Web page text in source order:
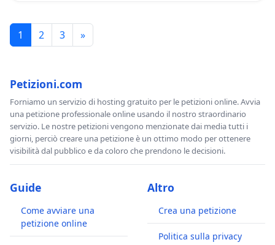
1 2 3 »
Petizioni.com
Forniamo un servizio di hosting gratuito per le petizioni online. Avvia
una petizione professionale online usando il nostro straordinario
servizio. Le nostre petizioni vengono menzionate dai media tutti i
giorni, perciò creare una petizione è un ottimo modo per ottenere
visibilità dal pubblico e da coloro che prendono le decisioni.
Guide
Come avviare una
petizione online
Altro
Crea una petizione
Politica sulla privacy